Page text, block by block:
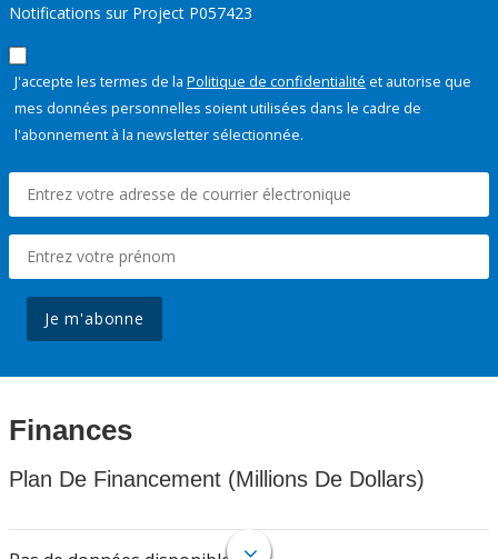
Notifications sur Project P057423
J'accepte les termes de la Politique de confidentialité et autorise que
mes données personnelles soient utilisées dans le cadre de
l'abonnement à la newsletter sélectionnée.
Je m'abonne
Finances
Plan De Financement (Millions De Dollars)